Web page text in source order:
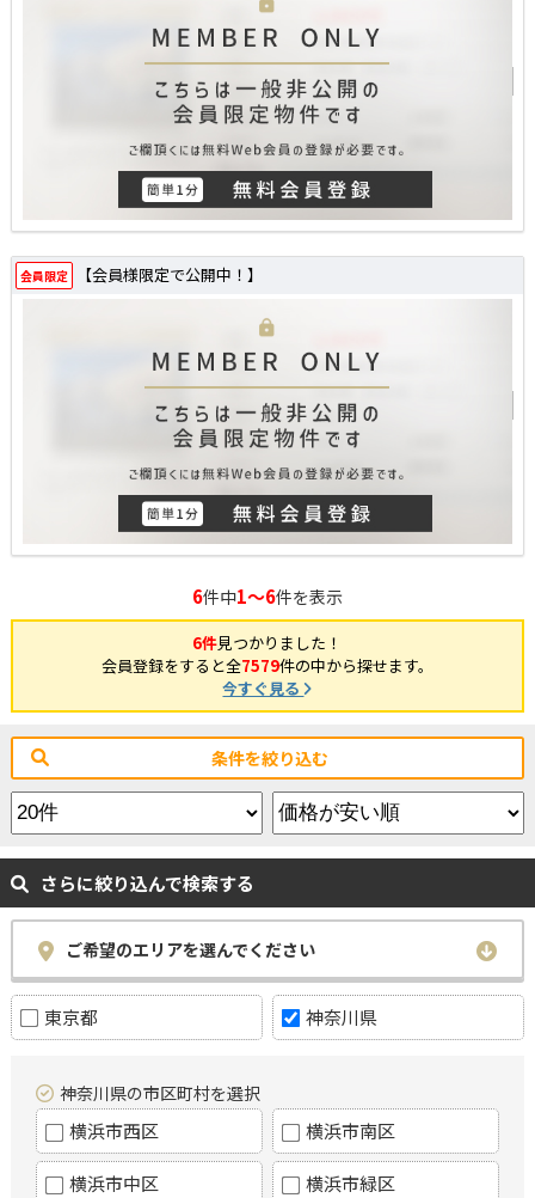
会員限定 【会員様限定で公開中！】
6件中1～6件を表示
6件見つかりました！
会員登録をすると全7579件の中から探せます。
今すぐ見る
条件を絞り込む
さらに絞り込んで検索する
ご希望のエリアを選んでください
東京都 神奈川県
神奈川県の市区町村を選択
横浜市西区 横浜市南区
横浜市中区 横浜市緑区